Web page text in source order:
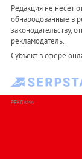
Редакция не несет
обнародованные в
законодательству,
рекламодатель.
Субъект в сфере
РЕКЛАМА